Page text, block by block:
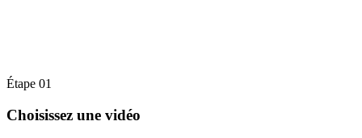
Étape 01
Choisissez une vidéo